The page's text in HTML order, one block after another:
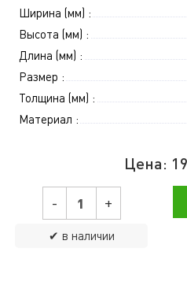
Ширина (мм) :
Высота (мм) :
Длина (мм) :
Размер :
Толщина (мм) :
Материал :
Цена:
- +
✔ в наличии